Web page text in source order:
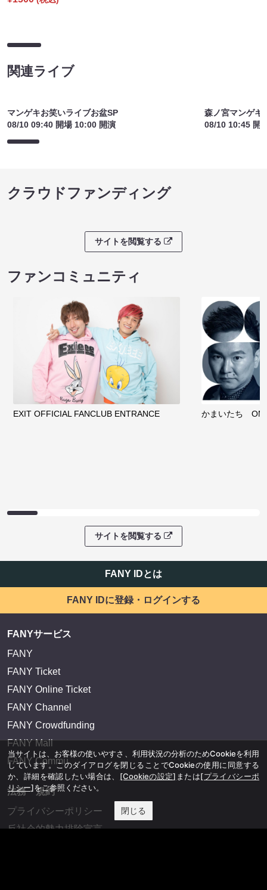
金魚番長×例えば炎ツーマンライブ「例え
ば金魚」（8/6 18:45）
関連ライブ
08/10 09:40 開場 10:00 開演
サイトを閲覧する
ファンコミュニティ
サイトを閲覧する
FANYサービス
FANY
FANY Ticket
FANY Online Ticket
FANY Channel
FANY Crowdfunding
FANY Mall
FANY Commu
当サイトは、お客様の使いやすさ、利用状況の分析のためCookieを利用
しています。このダイアログを閉じることでCookieの使用に同意する
か、詳細を確認したい場合は、 [Cookieの設定] または[プライバシーポ
リシー]をご参照ください。
閉じる